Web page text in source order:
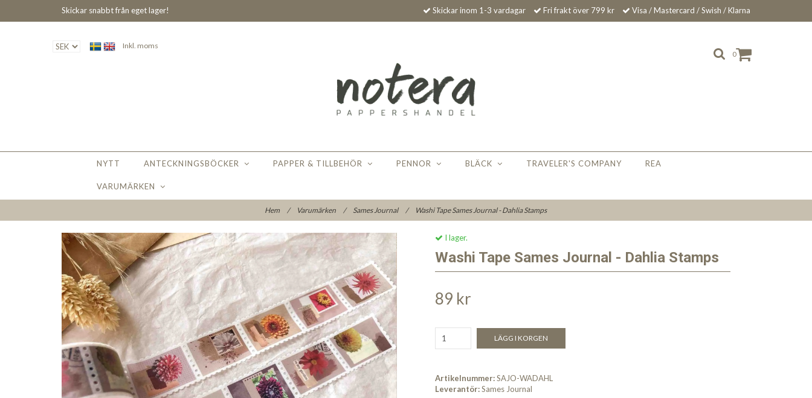
Skickar snabbt från eget lager! Skickar inom 1-3 vardagar Fri frakt över 799 kr Visa / Mastercard / Swish / Klarna
0
Inkl. moms
NYTT ANTECKNINGSBÖCKER PAPPER & TILLBEHÖR PENNOR BLÄCK TRAVELER'S COMPANY REA
VARUMÄRKEN
Hem / Varumärken / Sames Journal / Washi Tape Sames Journal - Dahlia Stamps
I lager.
Washi Tape Sames Journal - Dahlia Stamps
89 kr
LÄGG I KORGEN
Artikelnummer:SAJO-WADAHL
Leverantör:Sames Journal